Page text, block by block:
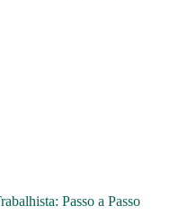
Passo a Passo